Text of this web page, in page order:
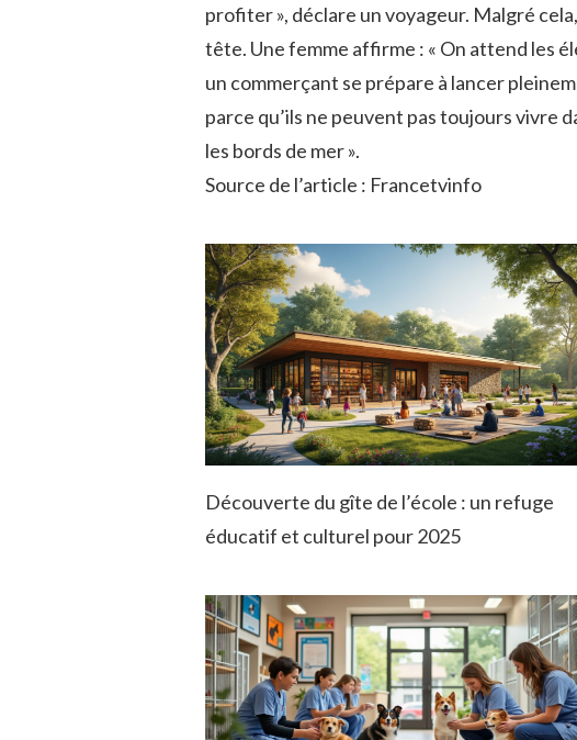
profiter », déclare un voyageur. Malgré
tête. Une femme affirme : « On attend les
un commerçant se prépare à lancer
parce qu’ils ne peuvent pas toujours vivre
les bords de mer ».
Source de l’article : Francetvinfo
Découverte du gîte de l’école : un refuge
éducatif et culturel pour 2025